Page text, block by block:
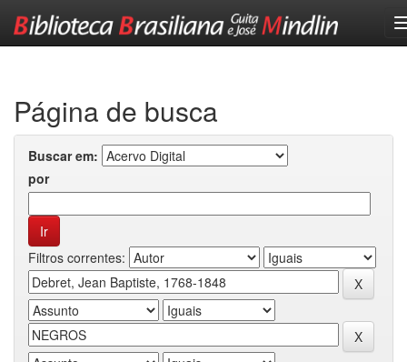
Página de busca
Buscar em:
por
Filtros correntes: